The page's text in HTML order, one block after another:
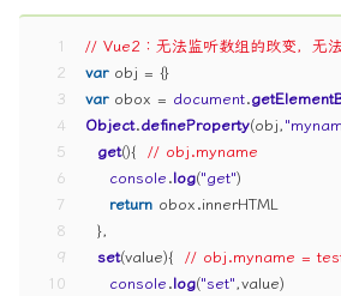
1
2
3
4
5
6
7
8
9
10
// Vue2：无法监听数组的改变，无
var obj = {}
var obox = document.
Object.defineProperty(obj,
get(){ // obj.myname
console.log("get")
return obox.innerHTML
  },
set(value){ // obj.myname =
console.log("set",value)